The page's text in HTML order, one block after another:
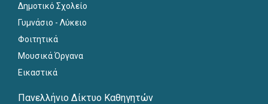
Δημοτικό Σχολείο
Γυμνάσιο - Λύκειο
Φοιτητικά
Μουσικά Όργανα
Εικαστικά
Πανελλήνιο Δίκτυο Καθηγητών